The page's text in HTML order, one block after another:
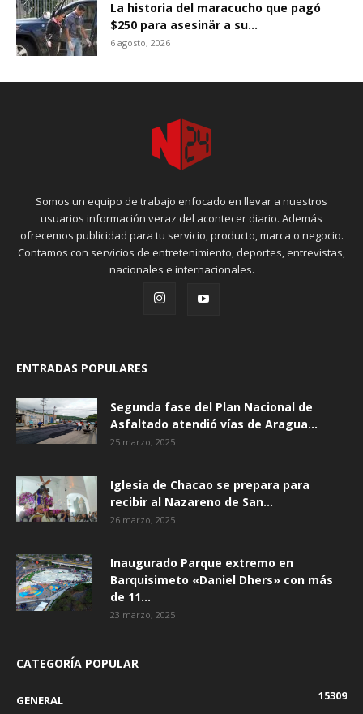
La historia del maracucho que pagó
$250 para asesinär a su...
6 agosto, 2026
Somos un equipo de trabajo enfocado en llevar a nuestros
usuarios información veraz del acontecer diario. Además
ofrecemos publicidad para tu servicio, producto, marca o negocio.
Contamos con servicios de entretenimiento, deportes, entrevistas,
nacionales e internacionales.
ENTRADAS POPULARES
Segunda fase del Plan Nacional de
Asfaltado atendió vías de Aragua...
25 marzo, 2025
Iglesia de Chacao se prepara para
recibir al Nazareno de San...
26 marzo, 2025
Inaugurado Parque extremo en
Barquisimeto «Daniel Dhers» con más
de 11...
23 marzo, 2025
CATEGORÍA POPULAR
GENERAL
15309